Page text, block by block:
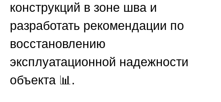
конструкций в зоне шва и
разработать рекомендации по
восстановлению
эксплуатационной надежности
объекта 📊.